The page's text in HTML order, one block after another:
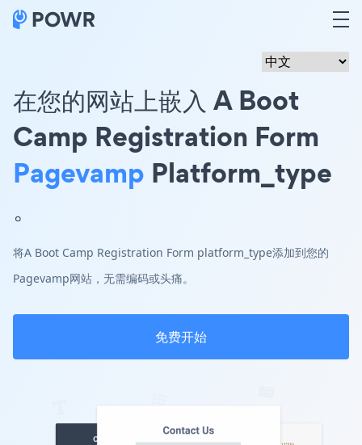
在您的网站上嵌入 A Boot
Camp Registration Form
Pagevamp Platform_type
。
将A Boot Camp Registration Form platform_type添加到您的
Pagevamp网站，无需编码或头痛。
免费开始